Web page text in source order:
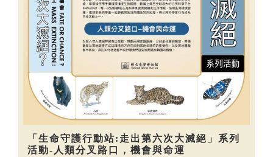
「生命守護行動站:走出第六次大滅絕」系列
活動-人類分叉路口，機會與命運